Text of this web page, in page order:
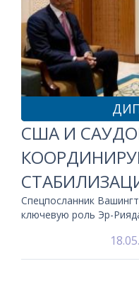
США И
Спецпосланник
ключевую роль Эр-